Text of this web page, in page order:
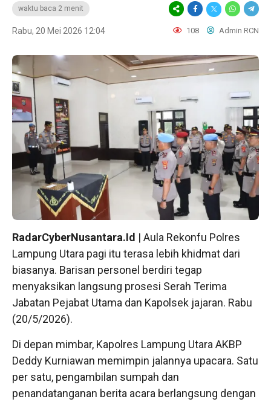
waktu baca 2 menit
Rabu, 20 Mei 2026 12:04 108 Admin RCN
RadarCyberNusantara.Id | Aula Rekonfu Polres
Lampung Utara pagi itu terasa lebih khidmat dari
biasanya. Barisan personel berdiri tegap
menyaksikan langsung prosesi Serah Terima
Jabatan Pejabat Utama dan Kapolsek jajaran. Rabu
(20/5/2026).
Di depan mimbar, Kapolres Lampung Utara AKBP
Deddy Kurniawan memimpin jalannya upacara. Satu
per satu, pengambilan sumpah dan
penandatanganan berita acara berlangsung dengan